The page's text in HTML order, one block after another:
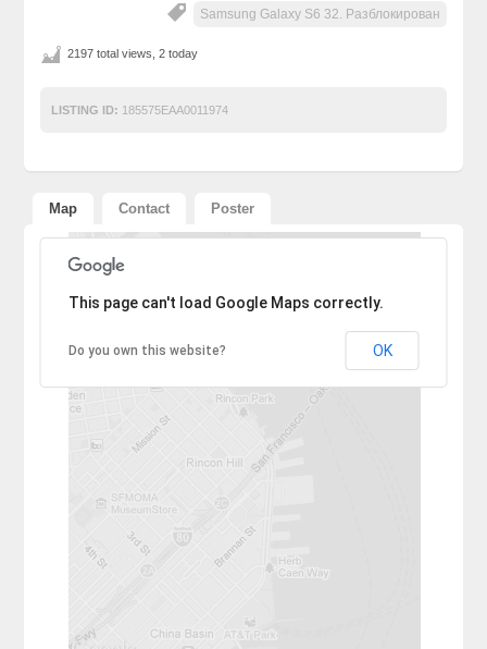
Samsung Galaxy S6 32. Разблокирован
2197 total views, 2 today
LISTING ID: 185575EAA0011974
Map Contact Poster
Sorry, the address could not be found.
This page can't load Google Maps correctly.
Do you own this website? OK